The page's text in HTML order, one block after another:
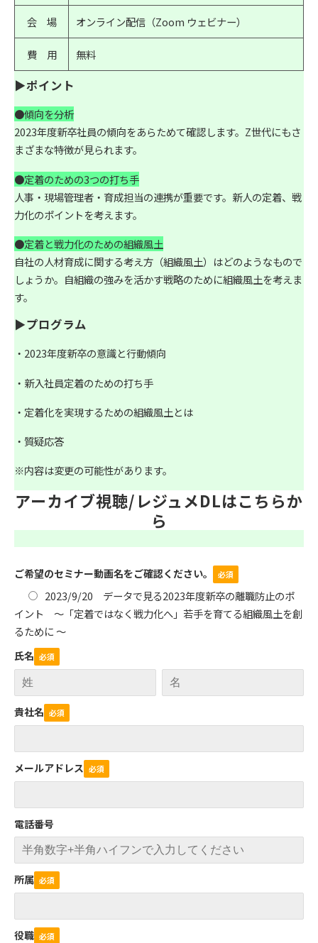
会 場
オンライン配信（Zoom ウェビナー）
費 用 無料
▶ポイント
●傾向を分析
2023年度新卒社員の傾向をあらためて確認します。Z世代にもさ
まざまな特徴が見られます。
●定着のための3つの打ち手
人事・現場管理者・育成担当の連携が重要です。新人の定着、戦
力化のポイントを考えます。
●定着と戦力化のための組織風土
自社の人材育成に関する考え方（組織風土）はどのようなもので
しょうか。自組織の強みを活かす戦略のために組織風土を考えま
す。
▶プログラム
・2023年度新卒の意識と行動傾向
・新入社員定着のための打ち手
・定着化を実現するための組織風土とは
・質疑応答
※内容は変更の可能性があります。
アーカイブ視聴/レジュメDLはこちらか
ら
ご希望のセミナー動画名をご確認ください。
2023/9/20 データで見る2023年度新卒の離職防止のポ
イント ～「定着ではなく戦力化へ」若手を育てる組織風土を創
るために ～
氏名
貴社名
メールアドレス
電話番号
所属
役職